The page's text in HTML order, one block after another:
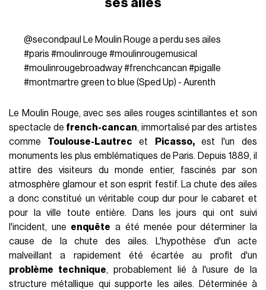
mouvementée depuis sa création en1889 . Il a traversé deux
guerres mondiales et de nombreuses crises économiques,
mais il a toujours su se réinventer et rester au sommet de sa
gloire. Parmi ses péripéties, s’est inscrit dans la nuit du
emblématiques, symbole de Paris et de sa joie de vivre, se
sont détachées de la façade. Cet incident, heureusement
sans blessé
, a suscité une vive émotion
chez les Parisiens
et les touristes du monde entier. Néanmoins, Paris peut
désormais recommencer à sourire, puisque
cabarets'apprête à retrouver son apparence d’antan. Début
juillet, une nouvelle paire d'ailes, identique aux anciennes,
sera installée en amont du passage de
la flamme
olympique
le 15 juillet 2024.
Un monument emblématique privé de